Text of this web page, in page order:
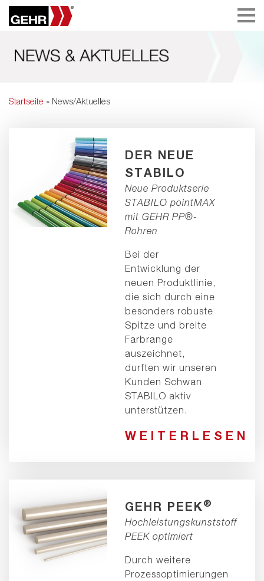
Startseite » News/Aktuelles
DER NEUE
STABILO
Neue Produktserie
STABILO pointMAX
mit GEHR PP®-
Rohren
Bei der
Entwicklung der
neuen Produktlinie,
die sich durch eine
besonders robuste
Spitze und breite
Farbrange
auszeichnet,
durften wir unseren
Kunden Schwan
STABILO aktiv
unterstützen.
WEITERLESEN
GEHR PEEK ®
Hochleistungskunststoff
PEEK optimiert
Durch weitere
Prozessoptimierungen